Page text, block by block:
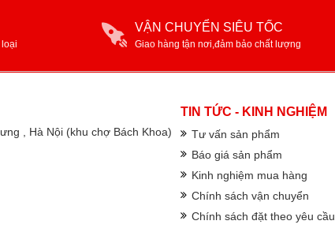
VẬN CHUYỂN SIÊU TỐC
Giao hàng tận nơi,đảm bảo chất lượng
, Hà Nội (khu chợ Bách Khoa)
TIN TỨC - KINH NGHIỆM
Tư vấn sản phẩm
Báo giá sản phẩm
Kinh nghiệm mua hàng
Chính sách vận chuyển
Chính sách đặt theo yêu cầu